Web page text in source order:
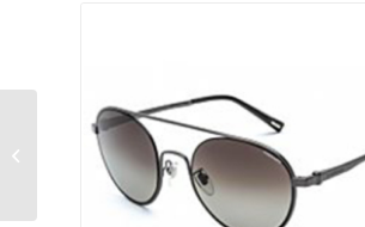
Converse SCO223 col.